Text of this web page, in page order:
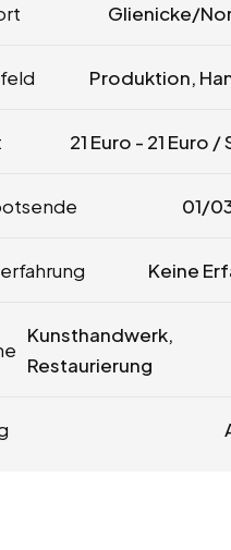
Glienicke/
Produktion,
21 Euro - 21 Euro /
01/
Keine
Kunsthandwerk,
Restaurierung